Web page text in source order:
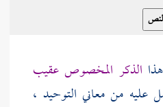
الذكر المخصوص عقيب
عليه من معاني التوحيد ،